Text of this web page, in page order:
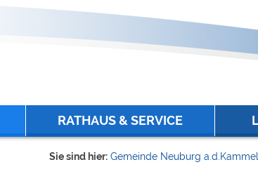
zur Startseitespringen.
RATHAUS & SERVICE
Sie sind hier: Gemeinde Neuburg a.d.Kammel